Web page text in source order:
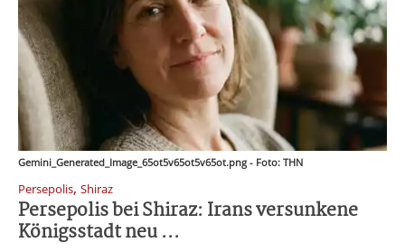
Gemini_Generated_Image_65ot5v65ot5v65ot.png - Foto: THN
Persepolis, Shiraz
Persepolis bei Shiraz: Irans versunkene
Königsstadt neu ...